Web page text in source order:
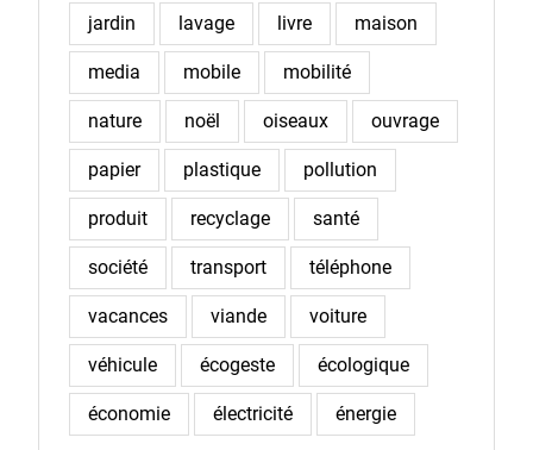
jardin lavage livre maison
media mobile mobilité
nature noël oiseaux ouvrage
papier plastique pollution
produit recyclage santé
société transport téléphone
vacances viande voiture
véhicule écogeste écologique
économie électricité énergie